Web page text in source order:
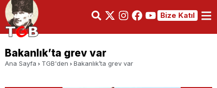
Bize Katıl
Bakanlık’ta grev var
Ana Sayfa TGB'den Bakanlık’ta grev var